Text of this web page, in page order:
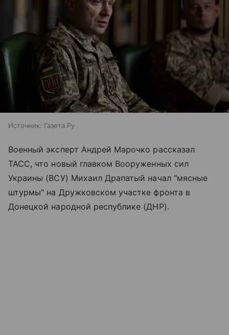
Источник: Газета.Ру
Военный эксперт Андрей Марочко рассказал
ТАСС, что новый главком Вооруженных сил
Украины (ВСУ) Михаил Драпатый начал "мясные
штурмы" на Дружковском участке фронта в
Донецкой народной республике (ДНР).